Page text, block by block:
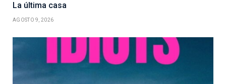
La última casa
AGOSTO 9, 2026